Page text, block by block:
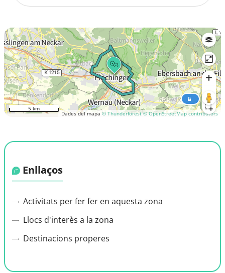
Dades del mapa © Thunderforest © OpenStreetMap contributors
5 km
Enllaços
Activitats per fer fer en aquesta zona
Llocs d'interès a la zona
Destinacions properes